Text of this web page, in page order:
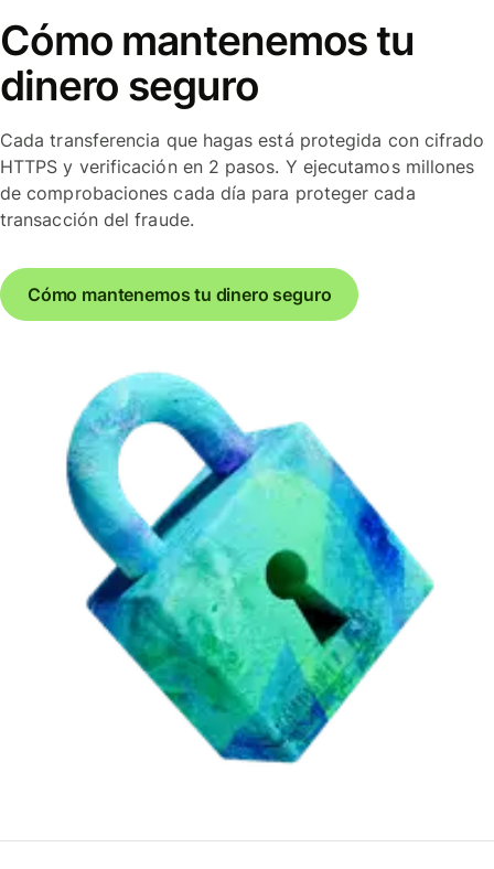
Cómo mantenemos tu
dinero seguro
Cada transferencia que hagas está protegida con cifrado
HTTPS y verificación en 2 pasos. Y ejecutamos millones
de comprobaciones cada día para proteger cada
transacción del fraude.
Cómo mantenemos tu dinero seguro